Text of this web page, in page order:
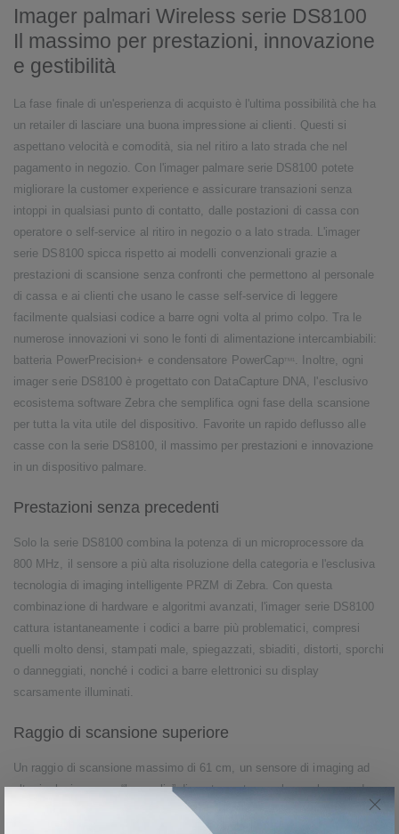
Imager palmari Wireless serie DS8100
Il massimo per prestazioni, innovazione
e gestibilità
La fase finale di un'esperienza di acquisto è l'ultima possibilità che ha
un retailer di lasciare una buona impressione ai clienti. Questi si
aspettano velocità e comodità, sia nel ritiro a lato strada che nel
pagamento in negozio. Con l'imager palmare serie DS8100 potete
migliorare la customer experience e assicurare transazioni senza
intoppi in qualsiasi punto di contatto, dalle postazioni di cassa con
operatore o self-service al ritiro in negozio o a lato strada. L'imager
serie DS8100 spicca rispetto ai modelli convenzionali grazie a
prestazioni di scansione senza confronti che permettono al personale
di cassa e ai clienti che usano le casse self-service di leggere
facilmente qualsiasi codice a barre ogni volta al primo colpo. Tra le
numerose innovazioni vi sono le fonti di alimentazione intercambiabili:
batteria PowerPrecision+ e condensatore PowerCapTM 1 . Inoltre, ogni
imager serie DS8100 è progettato con DataCapture DNA, l'esclusivo
ecosistema software Zebra che semplifica ogni fase della scansione
per tutta la vita utile del dispositivo. Favorite un rapido deflusso alle
casse con la serie DS8100, il massimo per prestazioni e innovazione
in un dispositivo palmare.
Prestazioni senza precedenti
Solo la serie DS8100 combina la potenza di un microprocessore da
800 MHz, il sensore a più alta risoluzione della categoria e l'esclusiva
tecnologia di imaging intelligente PRZM di Zebra. Con questa
combinazione di hardware e algoritmi avanzati, l'imager serie DS8100
cattura istantaneamente i codici a barre più problematici, compresi
quelli molto densi, stampati male, spiegazzati, sbiaditi, distorti, sporchi
o danneggiati, nonché i codici a barre elettronici su display
scarsamente illuminati.
Raggio di scansione superiore
Un raggio di scansione massimo di 61 cm, un sensore di imaging ad
alta risoluzione e un “bersaglio” di puntamento accelerano le procedure
di pagamento. Ora il personale di cassa, anche nei momenti di